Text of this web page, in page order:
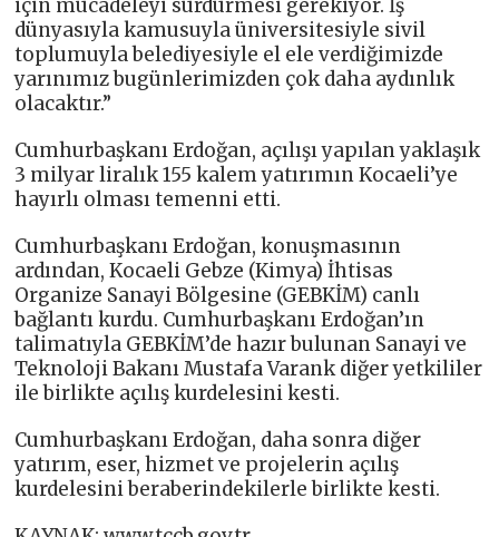
için mücadeleyi sürdürmesi gerekiyor. İş
dünyasıyla kamusuyla üniversitesiyle sivil
toplumuyla belediyesiyle el ele verdiğimizde
yarınımız bugünlerimizden çok daha aydınlık
olacaktır.”
Cumhurbaşkanı Erdoğan, açılışı yapılan yaklaşık
3 milyar liralık 155 kalem yatırımın Kocaeli’ye
hayırlı olması temenni etti.
Cumhurbaşkanı Erdoğan, konuşmasının
ardından, Kocaeli Gebze (Kimya) İhtisas
Organize Sanayi Bölgesine (GEBKİM) canlı
bağlantı kurdu. Cumhurbaşkanı Erdoğan’ın
talimatıyla GEBKİM’de hazır bulunan Sanayi ve
Teknoloji Bakanı Mustafa Varank diğer yetkililer
ile birlikte açılış kurdelesini kesti.
Cumhurbaşkanı Erdoğan, daha sonra diğer
yatırım, eser, hizmet ve projelerin açılış
kurdelesini beraberindekilerle birlikte kesti.